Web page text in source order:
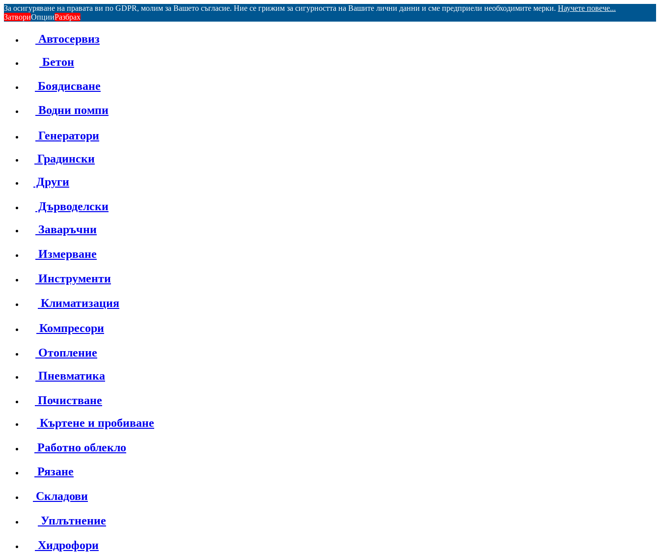
За осигуряване на правата ви по GDPR, молим за Вашето съгласие. Ние се грижим за сигурността на Вашите лични данни и сме предприели необходимите мерки. Научете повече...
ЗатвориОпцииРазбрах
Автосервиз
Бетон
Боядисване
Водни помпи
Генератори
Градински
Други
Дърводелски
Заваръчни
Измерване
Инструменти
Климатизация
Компресори
Отопление
Пневматика
Почистване
Къртене и пробиване
Работно облекло
Рязане
Складови
Уплътнение
Хидрофори